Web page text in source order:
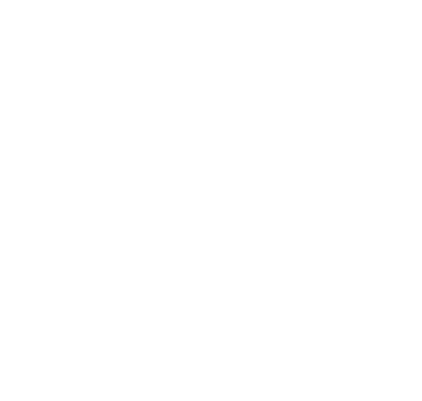
spumei puternic teșite pentru tapițerie, oferă efect tridimensional foarte
stil de locuit unic și adăugați o notă personală căminului
alte defecte inestetice. Datorită proprietăților ușor de întreținut și
și le conferă rezistență la lovituri mecanice.
Acesta este adesea atașat unui perete și are aceleași componente
cum ar fi gips, lemn, marmură sau poliuretan, și se găsesc
ornamentale sunt ideale pentru a susține shelf-uri, oglinzi sau alte
în diverse stiluri de amenajare, de la clasic la contemporan.
permit adaptarea la preferințele estetice și la specificul fiecărei
pentru a crea un impact vizual puternic, fie că este vorba despre
de la clasic la modern.
dimensiuni și modele, oferind posibilitatea de a exprima stilul